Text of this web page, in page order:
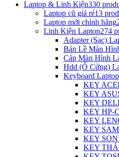
Laptop & Linh Kiện330
Laptop cũ giá rẻ13
Laptop mới chính hãng
Linh Kiện Laptop274
Adapter (Sạc)
Bản Lề Màn
Cáp Màn Hình
Hdd (Ổ Cứng)
Keyboard Laptop
KEY
KEY
KEY
KEY HP-
KEY
KEY
KEY
KEY